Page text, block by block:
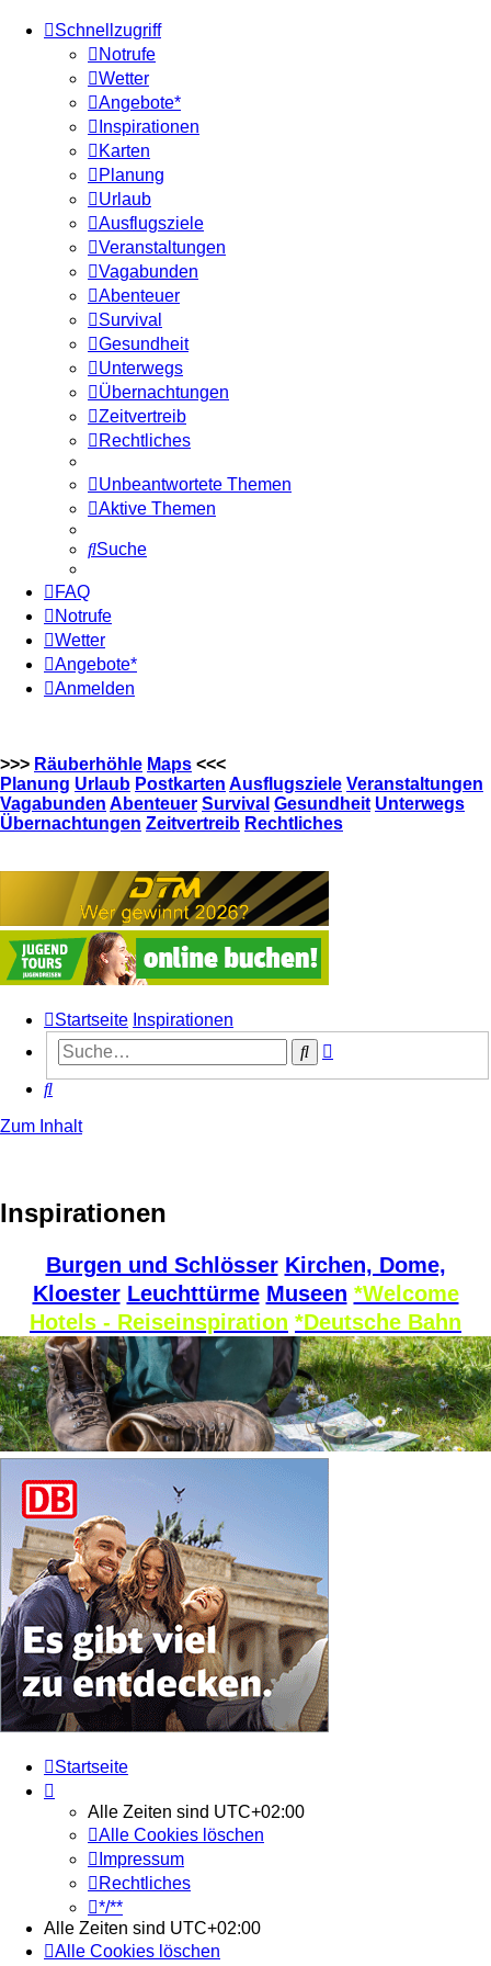
Schnellzugriff
Notrufe
Wetter
Angebote*
Inspirationen
Karten
Planung
Urlaub
Ausflugsziele
Veranstaltungen
Vagabunden
Abenteuer
Survival
Gesundheit
Unterwegs
Übernachtungen
Zeitvertreib
Rechtliches
Unbeantwortete Themen
Aktive Themen
Suche
FAQ
Notrufe
Wetter
Angebote*
Anmelden
>>> Räuberhöhle Maps <<<
Planung Urlaub Postkarten Ausflugsziele Veranstaltungen
Vagabunden Abenteuer Survival Gesundheit Unterwegs
Übernachtungen Zeitvertreib Rechtliches
Startseite Inspirationen
Suche
Suche
Zum Inhalt
Inspirationen
Burgen und Schlösser Kirchen, Dome,
Kloester Leuchttürme Museen *Welcome
Hotels - Reiseinspiration *Deutsche Bahn
Startseite
Alle Zeiten sind UTC+02:00
Alle Cookies löschen
Impressum
Rechtliches
*/**
Alle Zeiten sind UTC+02:00
Alle Cookies löschen